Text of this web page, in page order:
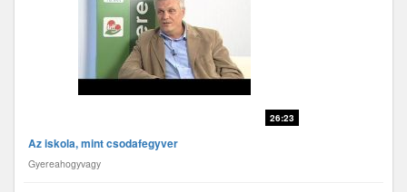
26:23
Az iskola, mint csodafegyver
Gyereahogyvagy